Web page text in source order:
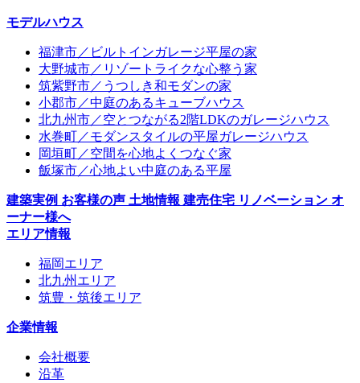
モデルハウス
福津市／ビルトインガレージ平屋の家
大野城市／リゾートライクな心整う家
筑紫野市／うつしき和モダンの家
小郡市／中庭のあるキューブハウス
北九州市／空とつながる2階LDKのガレージハウス
水巻町／モダンスタイルの平屋ガレージハウス
岡垣町／空間を心地よくつなぐ家
飯塚市／心地よい中庭のある平屋
建築実例 お客様の声 土地情報 建売住宅 リノベーション オ
ーナー様へ
エリア情報
福岡エリア
北九州エリア
筑豊・筑後エリア
企業情報
会社概要
沿革